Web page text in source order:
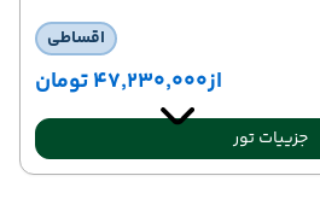
اقساطی
از۴۷٬۲۳۰٬۰۰۰ تومان
جزییات تور